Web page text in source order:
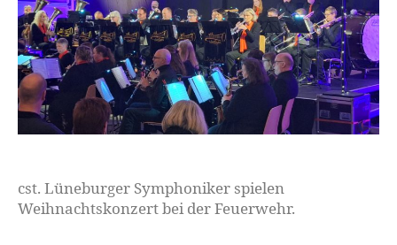
cst. Lüneburger Symphoniker spielen
Weihnachtskonzert bei der Feuerwehr.